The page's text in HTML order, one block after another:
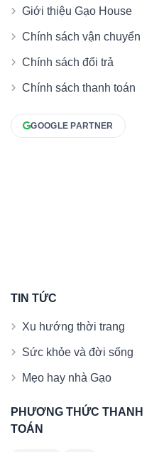
Giới thiệu Gạo House
Chính sách vận chuyển
Chính sách đổi trả
Chính sách thanh toán
GOOGLE PARTNER
TIN TỨC
Xu hướng thời trang
Sức khỏe và đời sống
Mẹo hay nhà Gạo
PHƯƠNG THỨC THANH
TOÁN